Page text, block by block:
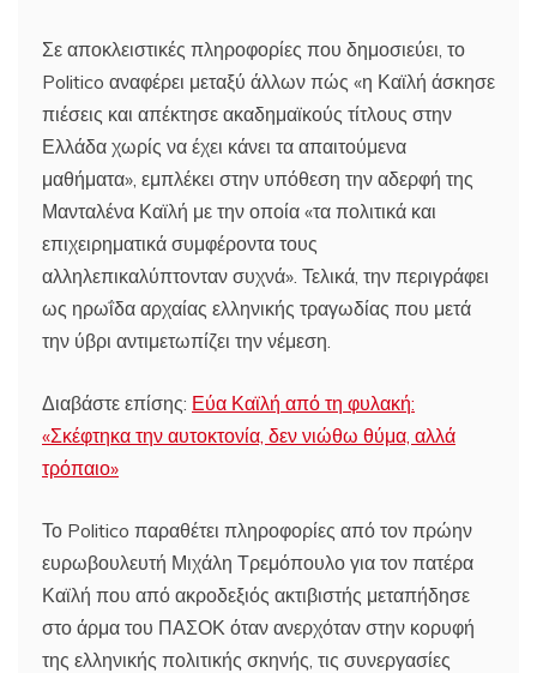
Σε αποκλειστικές πληροφορίες που δημοσιεύει, το
Politico αναφέρει μεταξύ άλλων πώς «η Καϊλή άσκησε
πιέσεις και απέκτησε ακαδημαϊκούς τίτλους στην
Ελλάδα χωρίς να έχει κάνει τα απαιτούμενα
μαθήματα», εμπλέκει στην υπόθεση την αδερφή της
Μανταλένα Καϊλή με την οποία «τα πολιτικά και
επιχειρηματικά συμφέροντα τους
αλληλεπικαλύπτονταν συχνά». Τελικά, την περιγράφει
ως ηρωΐδα αρχαίας ελληνικής τραγωδίας που μετά
την ύβρι αντιμετωπίζει την νέμεση.
Διαβάστε επίσης: Εύα Καϊλή από τη φυλακή:
«Σκέφτηκα την αυτοκτονία, δεν νιώθω θύμα, αλλά
τρόπαιο»
Το Politico παραθέτει πληροφορίες από τον πρώην
ευρωβουλευτή Μιχάλη Τρεμόπουλο για τον πατέρα
Καϊλή που από ακροδεξιός ακτιβιστής μεταπήδησε
στο άρμα του ΠΑΣΟΚ όταν ανερχόταν στην κορυφή
της ελληνικής πολιτικής σκηνής, τις συνεργασίες